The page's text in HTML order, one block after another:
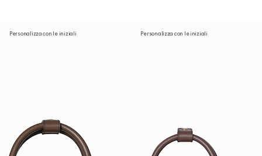
Personalizza con le iniziali Personalizza con le iniziali